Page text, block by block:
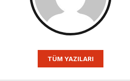
TÜM YAZILARI